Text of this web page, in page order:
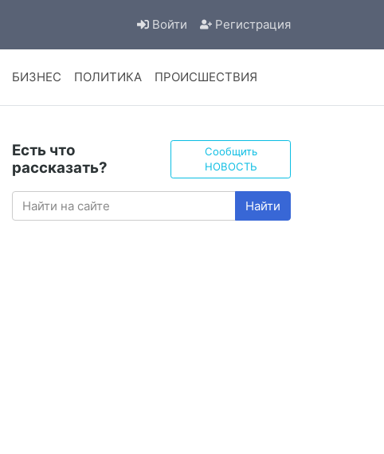
Войти Регистрация
БИЗНЕС ПОЛИТИКА ПРОИСШЕСТВИЯ
Есть что
рассказать?
Сообщить
НОВОСТЬ
Найти